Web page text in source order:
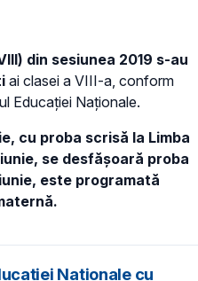
din sesiunea 2019 s-au
ai clasei a VIII-a, conform
Educaţiei Naţionale.
cu proba scrisă la Limba
se desfășoară proba
este programată
Naționale cu